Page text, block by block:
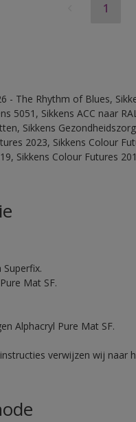
1
- The Rhythm of Blues,
5051, Sikkens ACC naar
Sikkens
2023, Sikkens Colour
Sikkens Colour Futures
Mat SF.
Alphacryl Pure Mat SF.
verwijzen wij naar